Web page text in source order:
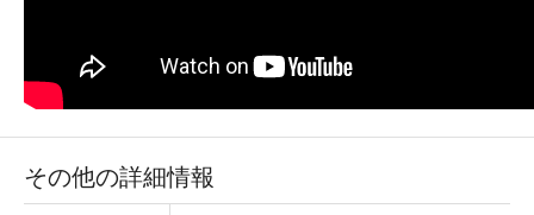
その他の詳細情報